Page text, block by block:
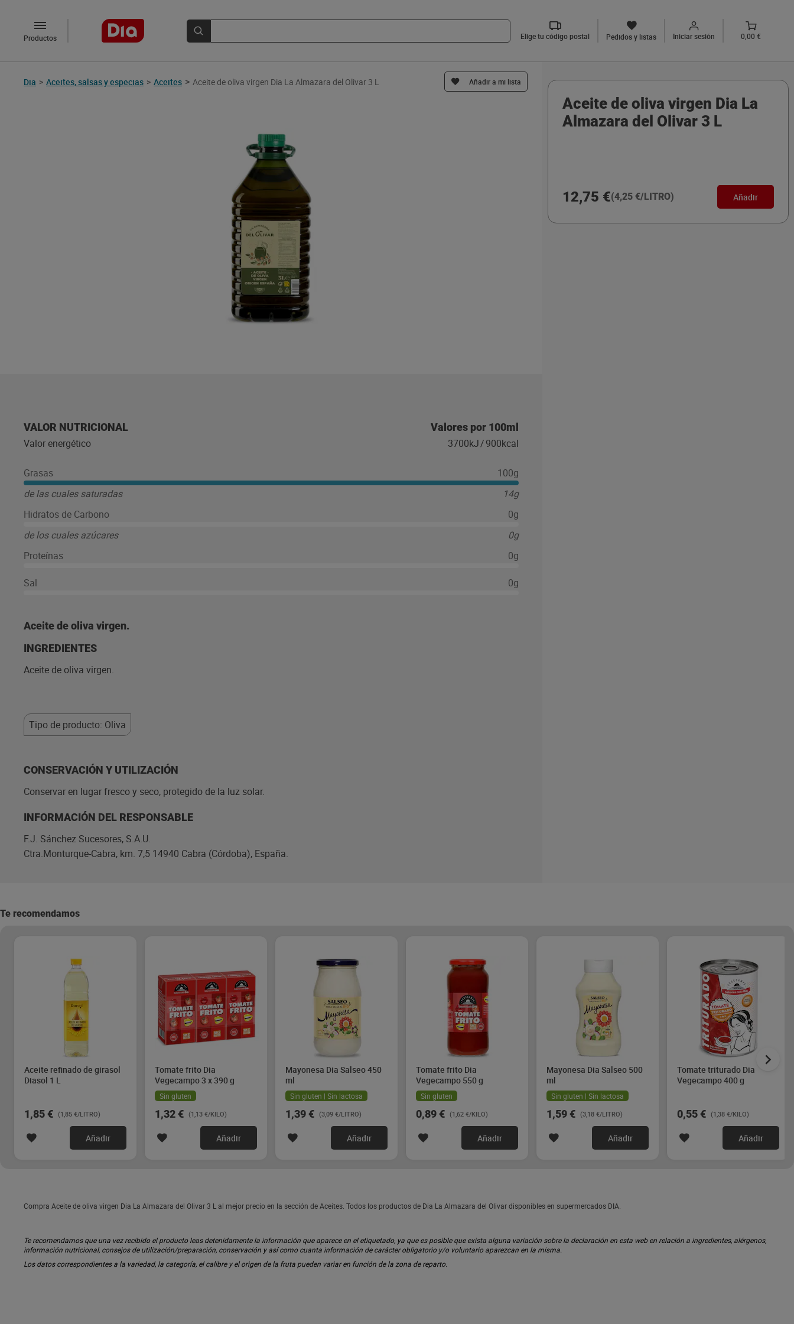
Productos Elige tu código postal Pedidos y listas Iniciar sesión 0,00 €
Dia > Aceites, salsas y especias > Aceites > Aceite de oliva virgen Dia La Almazara del Olivar 3 L Añadir a mi lista
VALOR NUTRICIONAL Valores por 100ml
Valor energético 3700kJ/900kcal
Grasas
100g
de las cuales saturadas
14g
Hidratos de Carbono
0g
de los cuales azúcares
0g
Proteínas
0g
Sal 0g
Aceite de oliva virgen.
INGREDIENTES
Aceite de oliva virgen.
Tipo de producto: Oliva
CONSERVACIÓN Y UTILIZACIÓN
Conservar en lugar fresco y seco, protegido de la luz solar.
INFORMACIÓN DEL RESPONSABLE
F.J. Sánchez Sucesores, S.A.U.
Ctra.Monturque-Cabra, km. 7,5 14940 Cabra (Córdoba), España.
Aceite de oliva virgen Dia La
Almazara del Olivar 3 L
12,75 €(4,25 €/LITRO) Añadir
Te recomendamos
Aceite refinado de girasol
Diasol 1 L
1,85 € (1,85 €/LITRO)
Añadir
Tomate frito Dia
Vegecampo 3 x 390 g
Sin gluten
1,32 € (1,13 €/KILO)
Añadir
Mayonesa Dia Salseo 450
ml
Sin gluten | Sin lactosa
1,39 € (3,09 €/LITRO)
Añadir
Tomate frito Dia
Vegecampo 550 g
Sin gluten
0,89 € (1,62 €/KILO)
Añadir
Mayonesa Dia Salseo 500
ml
Sin gluten | Sin lactosa
1,59 € (3,18 €/LITRO)
Añadir
Tomate triturado Dia
Vegecampo 400 g
0,55 € (1,38 €/KILO)
Añadir
Compra Aceite de oliva virgen Dia La Almazara del Olivar 3 L al mejor precio en la sección de Aceites. Todos los productos de Dia La Almazara del Olivar disponibles en supermercados DIA.
Te recomendamos que una vez recibido el producto leas detenidamente la información que aparece en el etiquetado, ya que es posible que exista alguna variación sobre la declaración en esta web en relación a ingredientes, alérgenos,
información nutricional, consejos de utilización/preparación, conservación y así como cuanta información de carácter obligatorio y/o voluntario aparezcan en la misma.
Los datos correspondientes a la variedad, la categoría, el calibre y el origen de la fruta pueden variar en función de la zona de reparto.